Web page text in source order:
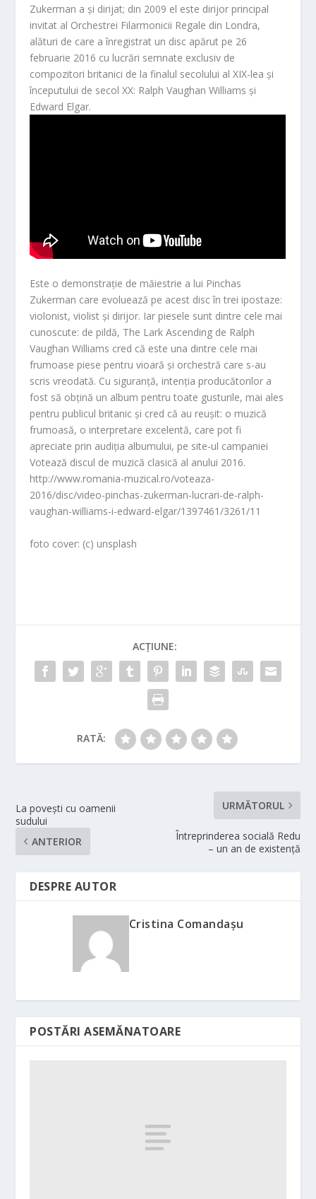
Zukerman a și dirijat; din 2009 el este dirijor principal
invitat al Orchestrei Filarmonicii Regale din Londra,
alături de care a înregistrat un disc apărut pe 26
februarie 2016 cu lucrări semnate exclusiv de
compozitori britanici de la finalul secolului al XIX-leași
începutului de secol XX: Ralph Vaughan Williams și
Edward Elgar.
Este o demonstrație de măiestrie a lui Pinchas
Zukerman care evoluează pe acest disc în trei ipostaze:
violonist, violist și dirijor. Iar piesele sunt dintre cele mai
cunoscute: de pildă, The Lark Ascending de Ralph
Vaughan Williams cred că este una dintre cele mai
frumoase piese pentru vioară și orchestră care s-au
scris vreodată. Cu siguranță, intenția producătorilor a
fost să obțină un album pentru toate gusturile, mai ales
pentru publicul britanic și cred că au reușit: o muzică
frumoasă, o interpretare excelentă, care pot fi
apreciate prin audiția albumului, pe site-ul campaniei
Votează discul de muzică clasică al anului 2016.
http://www.romania-muzical.ro/voteaza-
2016/disc/video-pinchas-zukerman-lucrari-de-ralph-
vaughan-williams-i-edward-elgar/1397461/3261/11
foto cover: (c) unsplash
ACȚIUNE:
RATĂ:
La povești cu oamenii
sudului
ANTERIOR
URMĂTORUL
Întreprinderea socială Redu
– un an de existență
DESPRE AUTOR
Cristina Comandaşu
POSTĂRI ASEMĂNATOARE